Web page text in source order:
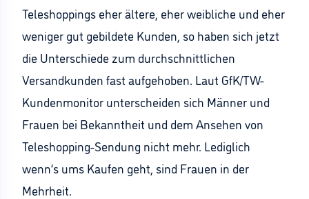
Teleshoppings eher ältere, eher weibliche und eher
weniger gut gebildete Kunden, so haben sich jetzt
die Unterschiede zum durchschnittlichen
Versandkunden fast aufgehoben. Laut GfK/TW-
Kundenmonitor unterscheiden sich Männer und
Frauen bei Bekanntheit und dem Ansehen von
Teleshopping-Sendung nicht mehr. Lediglich
wenn’s ums Kaufen geht, sind Frauen in der
Mehrheit.